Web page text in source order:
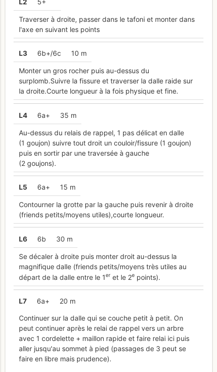
Traverser à droite, passer dans le tafoni et monter dans
l'axe en suivant les points
L3 6b+/6c 10 m
Monter un gros rocher puis au-dessus du
surplomb.Suivre la fissure et traverser la dalle raide sur
la droite.Courte longueur à la fois physique et fine.
L4 6a+ 35 m
Au-dessus du relais de rappel, 1 pas délicat en dalle
(1 goujon) suivre tout droit un couloir/fissure (1 goujon)
puis en sortir par une traversée à gauche
(2 goujons).
L5 6a+ 15 m
Contourner la grotte par la gauche puis revenir à droite
(friends petits/moyens utiles),courte longueur.
L6 6b 30 m
Se décaler à droite puis monter droit au-dessus la
magnifique dalle (friends petits/moyens très utiles au
départ de la dalle entre le 1eret le 2epoints).
L7 6a+ 20 m
Continuer sur la dalle qui se couche petit à petit. On
peut continuer après le relai de rappel vers un arbre
avec 1 cordelette + maillon rapide et faire relai ici puis
aller jusqu'au sommet à pied (passages de 3 peut se
faire en libre mais prudence).